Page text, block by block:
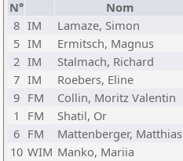
N° Nom
8 IM Lamaze, Simon
5 IM Ermitsch, Magnus
2 IM Stalmach, Richard
7 IM Roebers, Eline
9 FM Collin, Moritz Valentin
1
FM Shatil, Or
6 FM Mattenberger, Matthias
10 WIM Manko, Mariia